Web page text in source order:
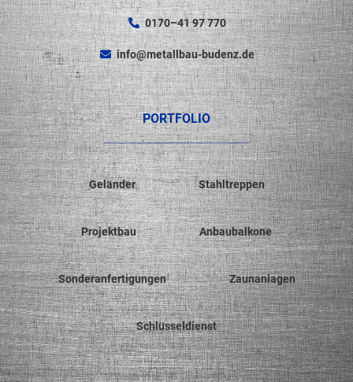
0170–41 97 770
info@metallbau-budenz.de
PORTFOLIO
Geländer Stahltreppen
Projektbau Anbaubalkone
Sonderanfertigungen Zaunanlagen
Schlüsseldienst